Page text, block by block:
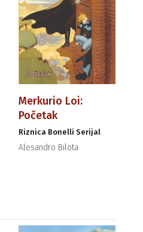
Merkurio Loi:
Početak
Riznica Bonelli Serijal
Alesandro Bilota